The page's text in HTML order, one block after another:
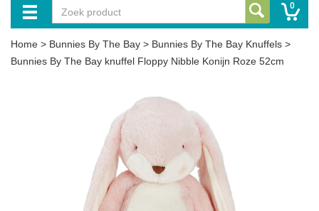
0
Home > Bunnies By The Bay > Bunnies By The Bay Knuffels >
Bunnies By The Bay knuffel Floppy Nibble Konijn Roze 52cm